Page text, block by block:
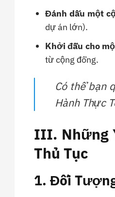
Đánh dấu một
dự án lớn).
Khởi đầu cho
từ cộng đồng.
Có thể bạn
Hành Thực
III. Những
Thủ Tục
1. Đối